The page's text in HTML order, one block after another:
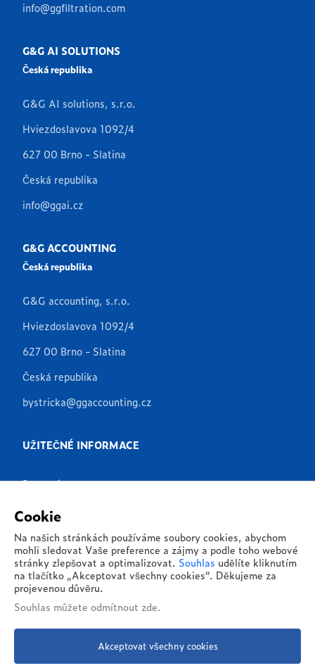
info@ggfiltration.com
G&G AI SOLUTIONS
Česká republika
G&G AI solutions, s.r.o.
Hviezdoslavova 1092/4
627 00 Brno - Slatina
Česká republika
info@ggai.cz
G&G ACCOUNTING
Česká republika
G&G accounting, s.r.o.
Hviezdoslavova 1092/4
627 00 Brno - Slatina
Česká republika
bystricka@ggaccounting.cz
UŽITEČNÉ INFORMACE
Partneři
Produkty
Aplikace
Reference
O nás
Kontakty
Cookie
Na našich stránkách používáme soubory cookies, abychom
mohli sledovat Vaše preference a zájmy a podle toho webové
stránky zlepšovat a optimalizovat. Souhlas udělíte kliknutím
na tlačítko „Akceptovat všechny cookies“. Děkujeme za
projevenou důvěru.
Souhlas můžete odmítnout zde.
Akceptovat všechny cookies